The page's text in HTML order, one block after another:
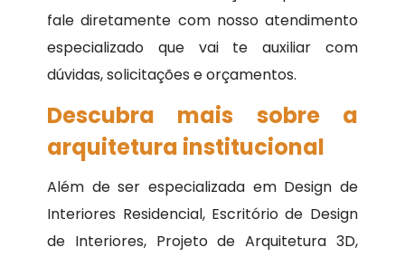
fale diretamente com nosso atendimento
especializado que vai te auxiliar com
dúvidas, solicitações e orçamentos.
Descubra mais sobre a
arquitetura institucional
Além de ser especializada em Design de
Interiores Residencial, Escritório de Design
de Interiores, Projeto de Arquitetura 3D,